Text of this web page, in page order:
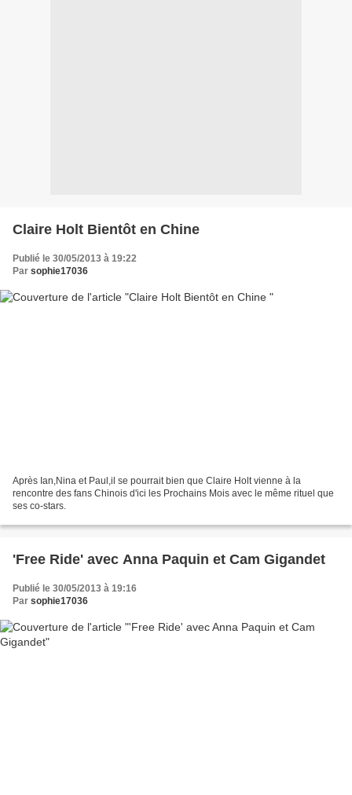
Claire Holt Bientôt en Chine
Publié le 30/05/2013 à 19:22
Par sophie17036
Après Ian,Nina et Paul,il se pourrait bien que Claire Holt vienne à la
rencontre des fans Chinois d'ici les Prochains Mois avec le même rituel que
ses co-stars.
'Free Ride' avec Anna Paquin et Cam Gigandet
Publié le 30/05/2013 à 19:16
Par sophie17036